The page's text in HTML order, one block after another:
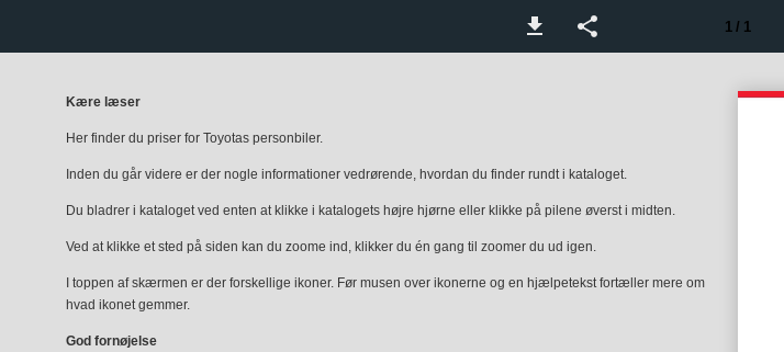
1 / 1
Kære læser
Her finder du priser for Toyotas personbiler.
Inden du går videre er der nogle informationer vedrørende, hvordan du finder rundt i kataloget.
Du bladrer i kataloget ved enten at klikke i katalogets højre hjørne eller klikke på pilene øverst i midten.
Ved at klikke et sted på siden kan du zoome ind, klikker du én gang til zoomer du ud igen.
I toppen af skærmen er der forskellige ikoner. Før musen over ikonerne og en hjælpetekst fortæller mere om
hvad ikonet gemmer.
God fornøjelse